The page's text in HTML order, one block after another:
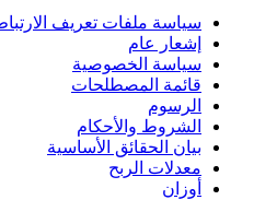
سياسة ملفات تعريف الارتباط
إشعار عام
سياسة الخصوصية
قائمة المصطلحات
الرسوم
الشروط والأحكام
بيان الحقائق الأساسية
معدلات الربح
أوزان